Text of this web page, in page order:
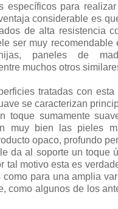
específicos para
considerable es
de alta resistencia
ser muy recomendable
paneles de
muchos otros
tratadas con esta
se caracterizan
toque sumamente
muy bien las pieles
opaco, profundo
da al soporte un toque
tal motivo esta es
como para una amplia
como algunos de los